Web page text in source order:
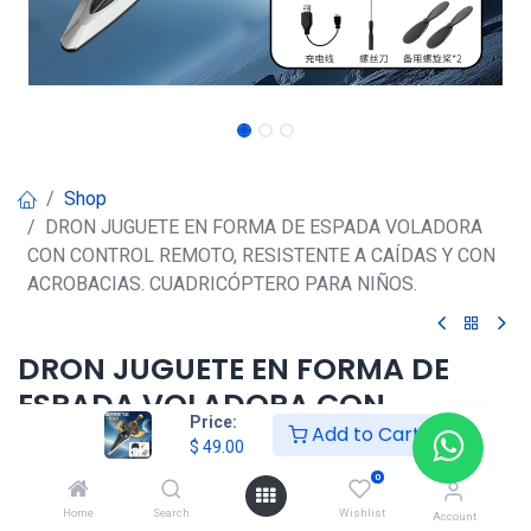
Price:
$ 49.00 Add to Cart
Home Search
0
Wishlist Account
Shop
DRON JUGUETE EN FORMA DE ESPADA VOLADORA
CON CONTROL REMOTO, RESISTENTE A CAÍDAS Y CON
ACROBACIAS. CUADRICÓPTERO PARA NIÑOS.
DRON JUGUETE EN FORMA DE
ESPADA VOLADORA CON
CONTROL REMOTO, RESISTENTE A
CAÍDAS Y CON ACROBACIAS.
CUADRICÓPTERO PARA NIÑOS.